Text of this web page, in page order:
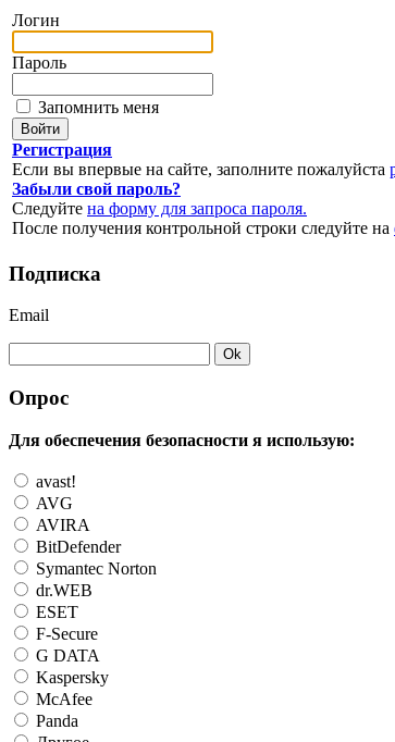
Логин
Пароль
Запомнить меня
Регистрация
Если вы впервые на сайте, заполните пожалуйста
Забыли свой пароль?
Следуйте на форму для запроса пароля.
После получения контрольной строки следуйте на
Подписка
Email
Опрос
Для обеспечения безопасности я использую:
avast!
AVG
AVIRA
BitDefender
Symantec Norton
dr.WEB
ESET
F-Secure
G DATA
Kaspersky
McAfee
Panda